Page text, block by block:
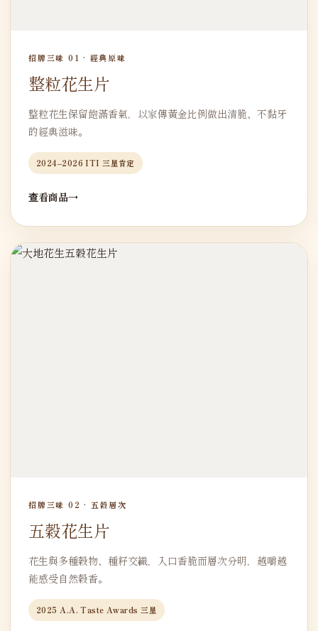
招牌三味 01 · 經典原味
整粒花生片
整粒花生保留飽滿香氣，以家傳黃金比例做出清脆、不黏牙
的經典滋味。
2024–2026 ITI 三星肯定
查看商品
招牌三味 02 · 五穀層次
五穀花生片
花生與多種穀物、種籽交織，入口香脆而層次分明，越嚼越
能感受自然穀香。
2025 A.A. Taste Awards 三星